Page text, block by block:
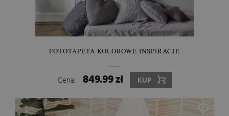
FOTOTAPETA KOLOROWE INSPIRACJE
Cena: 849.99 zł KUP